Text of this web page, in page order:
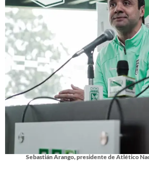
Sebastián Arango, presidente de Atlético